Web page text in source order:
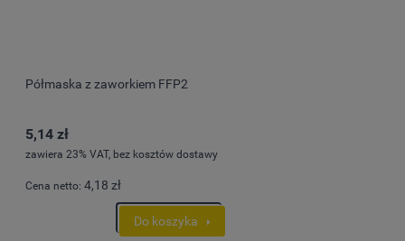
Półmaska z zaworkiem FFP2
5,14 zł
zawiera 23% VAT, bez kosztów dostawy
Cena netto: 4,18 zł
Do koszyka